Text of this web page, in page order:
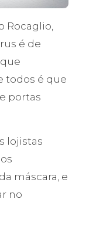
Rocaglio,
é de
todos é que
portas
lojistas
máscara, e
no